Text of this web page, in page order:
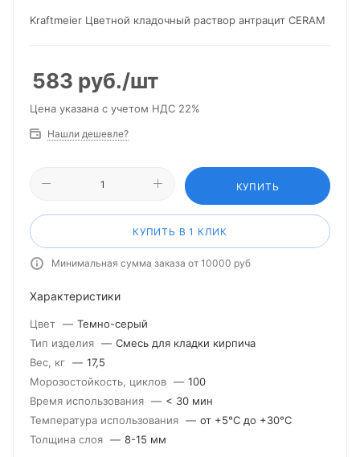
Kraftmeier Цветной кладочный раствор антрацит CERAM
583 руб./шт
Цена указана с учетом НДС 22%
Нашли дешевле?
КУПИТЬ
КУПИТЬ В 1 КЛИК
Минимальная сумма заказа от 10000 руб
Характеристики
Цвет — Темно-серый
Тип изделия — Смесь для кладки кирпича
Вес, кг — 17,5
Морозостойкость, циклов — 100
Время использования — < 30 мин
Температура использования — от +5°С до +30°С
Толщина слоя — 8-15 мм